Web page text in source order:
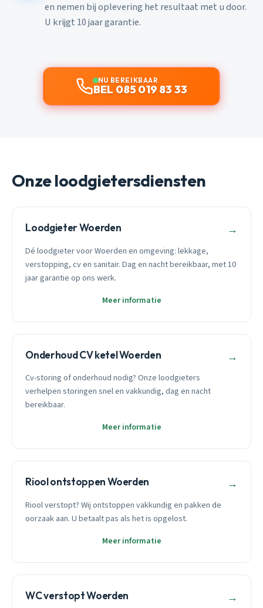
en nemen bij oplevering het resultaat met u door.
U krijgt 10 jaar garantie.
NU BEREIKBAAR
BEL 085 019 83 33
Onze loodgietersdiensten
Loodgieter Woerden →
Dé loodgieter voor Woerden en omgeving: lekkage,
verstopping, cv en sanitair. Dag en nacht bereikbaar, met 10
jaar garantie op ons werk.
Meer informatie
Onderhoud CV ketel Woerden →
Cv-storing of onderhoud nodig? Onze loodgieters
verhelpen storingen snel en vakkundig, dag en nacht
bereikbaar.
Meer informatie
Riool ontstoppen Woerden →
Riool verstopt? Wij ontstoppen vakkundig en pakken de
oorzaak aan. U betaalt pas als het is opgelost.
Meer informatie
WC verstopt Woerden →